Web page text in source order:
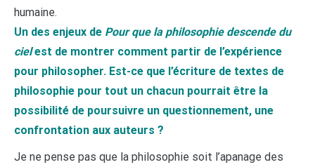
humaine.
Un des enjeux de Pour que la philosophie descende du
cielest de montrer comment partir de l’expérience
pour philosopher. Est-ce que l’écriture de textes de
philosophie pour tout un chacun pourrait être la
possibilité de poursuivre un questionnement, une
confrontation aux auteurs ?
Je ne pense pas que la philosophie soit l’apanage des